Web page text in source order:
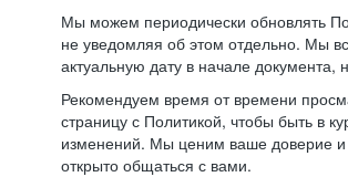
Мы можем периодически обновлять
не уведомляя об этом отдельно. Мы
актуальную дату в начале документа,
Рекомендуем время от времени
страницу с Политикой, чтобы быть в
изменений. Мы ценим ваше доверие
открыто общаться с вами.